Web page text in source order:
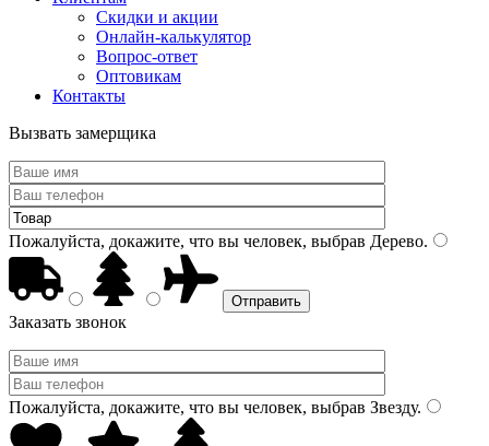
Скидки и акции
Онлайн-калькулятор
Вопрос-ответ
Оптовикам
Контакты
Вызвать замерщика
Пожалуйста, докажите, что вы человек, выбрав Дерево.
Заказать звонок
Пожалуйста, докажите, что вы человек, выбрав Звезду.